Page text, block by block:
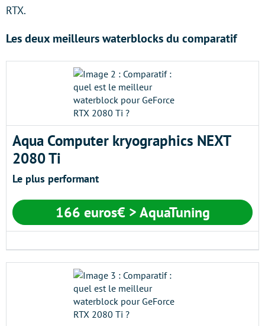
RTX.
Les deux meilleurs waterblocks du comparatif
Aqua Computer kryographics NEXT
2080 Ti
Le plus performant
166 euros€ > AquaTuning